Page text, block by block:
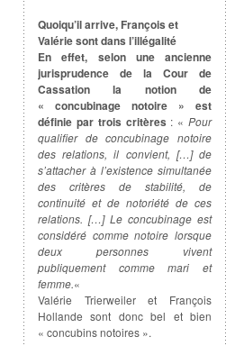
Quoiqu’il arrive, François et
Valérie sont dans l’illégalité
En effet, selon une ancienne
jurisprudence de la Cour de
Cassation la notion de
« concubinage notoire » est
définie par trois critères : « Pour
qualifier de concubinage notoire
des relations, il convient, […] de
s’attacher à l’existence simultanée
des critères de stabilité, de
continuité et de notoriété de ces
relations. […] Le concubinage est
considéré comme notoire lorsque
deux personnes vivent
publiquement comme mari et
femme.«
Valérie Trierweiler et François
Hollande sont donc bel et bien
« concubins notoires ».